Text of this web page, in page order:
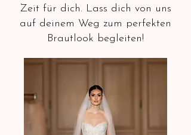
Zeit für dich. Lass dich von uns
auf deinem Weg zum perfekten
Brautlook begleiten!